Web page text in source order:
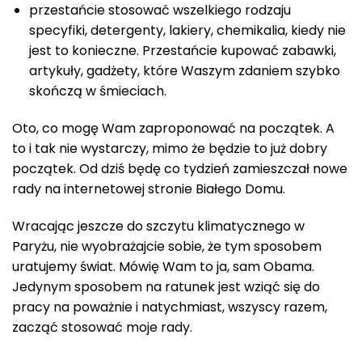
przestańcie stosować wszelkiego rodzaju
specyfiki, detergenty, lakiery, chemikalia, kiedy nie
jest to konieczne. Przestańcie kupować zabawki,
artykuły, gadżety, które Waszym zdaniem szybko
skończą w śmieciach.
Oto, co mogę Wam zaproponować na początek. A
to i tak nie wystarczy, mimo że będzie to już dobry
początek. Od dziś będę co tydzień zamieszczał nowe
rady na internetowej stronie Białego Domu.
Wracając jeszcze do szczytu klimatycznego w
Paryżu, nie wyobrażajcie sobie, że tym sposobem
uratujemy świat. Mówię Wam to ja, sam Obama.
Jedynym sposobem na ratunek jest wziąć się do
pracy na poważnie i natychmiast, wszyscy razem,
zacząć stosować moje rady.